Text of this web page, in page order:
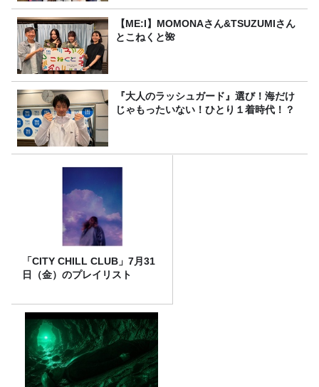
【ME:I】MOMONAさん&TSUZUMIさん
とこねくと🌺
『大人のラッシュガード』選び！海だけ
じゃもったいない！ひとり１着時代！？
「CITY CHILL CLUB」7月31
日（金）のプレイリスト